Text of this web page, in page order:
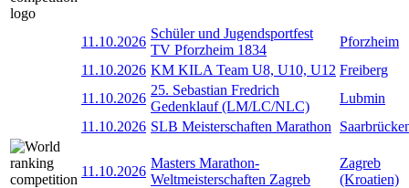
11.10.2026
Schüler und Jugendsportfest
TV Pforzheim 1834
Pforzheim
11.10.2026 KM KILA Team U8, U10, U12 Freiberg
11.10.2026
25. Sebastian Fredrich
Gedenklauf (LM/LC/NLC)
Lubmin
11.10.2026 SLB Meisterschaften Marathon
11.10.2026
Masters Marathon-
Weltmeisterschaften Zagreb
Zagreb
(Kroatien)